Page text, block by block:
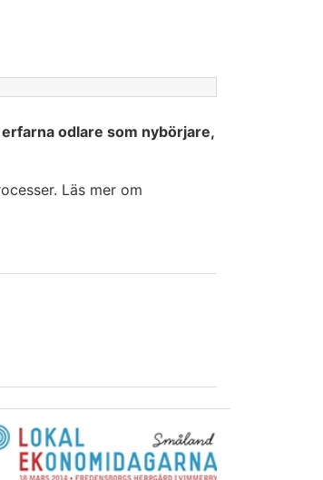
odlare som nybörjare,
Läs mer om